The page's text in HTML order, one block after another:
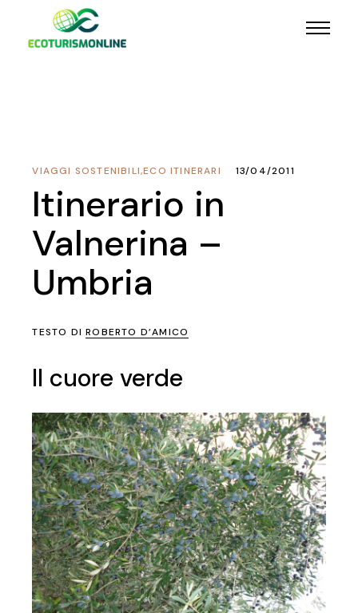
ECO ITINERARI
,
VIAGGI SOSTENIBILI 13/04/2011
Itinerario in
Valnerina –
Umbria
TESTO DIROBERTO D’AMICO
Il cuore verde